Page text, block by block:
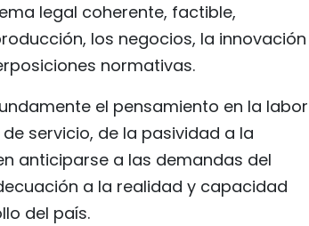
legal coherente, factible,
los negocios, la innovación
normativas.
el pensamiento en la labor
servicio, de la pasividad a la
anticiparse a las demandas del
a la realidad y capacidad
del país.